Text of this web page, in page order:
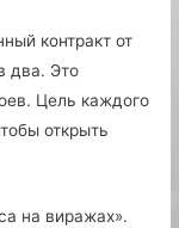
контракт от
два. Это
Цель каждого
открыть
на виражах».